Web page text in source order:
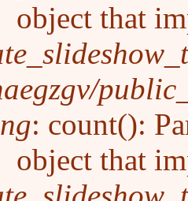
object that
: count():
object that